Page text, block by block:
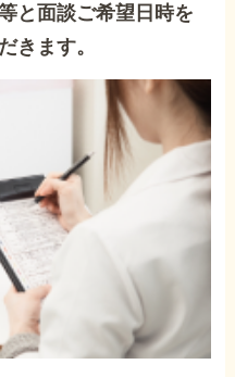
と面談ご希望日時を
きます。